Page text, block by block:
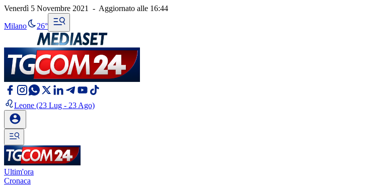
Venerdì 5 Novembre 2021 - Aggiornato alle 16:44
Milano 26°
Leone (23 Lug - 23 Ago)
Ultim'ora
Cronaca